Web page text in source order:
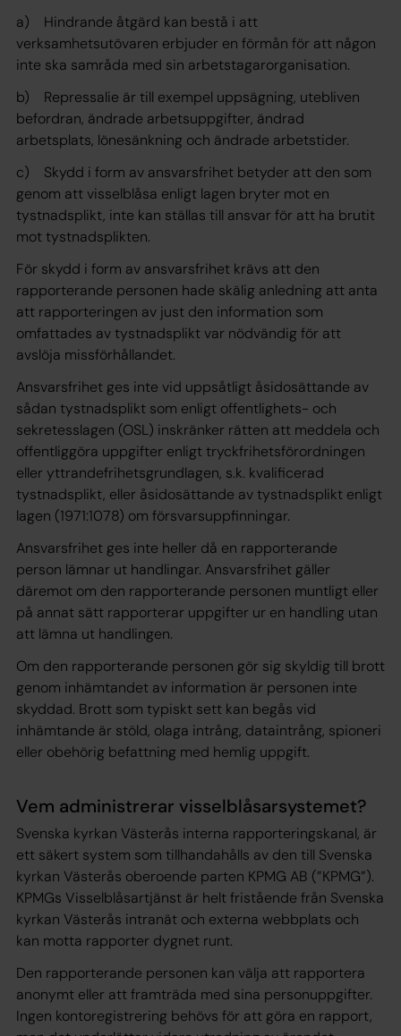
a) Hindrande åtgärd kan bestå i att
verksamhetsutövaren erbjuder en förmån för att någon
inte ska samråda med sin arbetstagarorganisation.
b) Repressalie är till exempel uppsägning, utebliven
befordran, ändrade arbetsuppgifter, ändrad
arbetsplats, lönesänkning och ändrade arbetstider.
c) Skydd i form av ansvarsfrihet betyder att den som
genom att visselblåsa enligt lagen bryter mot en
tystnadsplikt, inte kan ställas till ansvar för att ha brutit
mot tystnadsplikten.
För skydd i form av ansvarsfrihet krävs att den
rapporterande personen hade skälig anledning att anta
att rapporteringen av just den information som
omfattades av tystnadsplikt var nödvändig för att
avslöja missförhållandet.
Ansvarsfrihet ges inte vid uppsåtligt åsidosättande av
sådan tystnadsplikt som enligt offentlighets- och
sekretesslagen (OSL) inskränker rätten att meddela och
offentliggöra uppgifter enligt tryckfrihetsförordningen
eller yttrandefrihetsgrundlagen, s.k. kvalificerad
tystnadsplikt, eller åsidosättande av tystnadsplikt enligt
lagen (1971:1078) om försvarsuppfinningar.
Ansvarsfrihet ges inte heller då en rapporterande
person lämnar ut handlingar. Ansvarsfrihet gäller
däremot om den rapporterande personen muntligt eller
på annat sätt rapporterar uppgifter ur en handling utan
att lämna ut handlingen.
Om den rapporterande personen gör sig skyldig till brott
genom inhämtandet av information är personen inte
skyddad. Brott som typiskt sett kan begås vid
inhämtande är stöld, olaga intrång, dataintrång, spioneri
eller obehörig befattning med hemlig uppgift.
Vem administrerar visselblåsarsystemet?
Svenska kyrkan Västerås interna rapporteringskanal, är
ett säkert system som tillhandahålls av den till Svenska
kyrkan Västerås oberoende parten KPMG AB (”KPMG”).
KPMGs Visselblåsartjänst är helt fristående från Svenska
kyrkan Västerås intranät och externa webbplats och
kan motta rapporter dygnet runt.
Den rapporterande personen kan välja att rapportera
anonymt eller att framträda med sina personuppgifter.
Ingen kontoregistrering behövs för att göra en rapport,